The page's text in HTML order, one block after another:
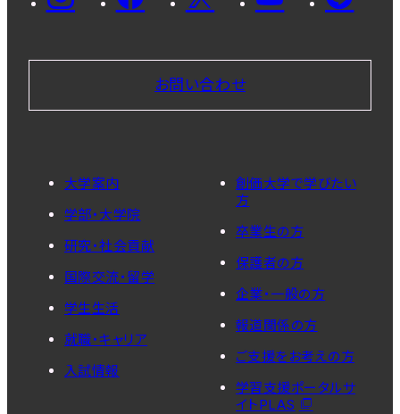
お問い合わせ
大学案内
学部・大学院
研究・社会貢献
国際交流・留学
学生生活
就職・キャリア
入試情報
創価大学で学びたい
方
卒業生の方
保護者の方
企業・一般の方
報道関係の方
ご支援をお考えの方
学習支援ポータルサ
イトPLAS